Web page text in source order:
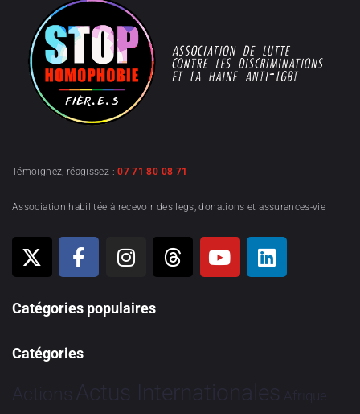
Témoignez, réagissez :07 71 80 08 71
Association habilitée à recevoir des legs, donations et assurances-vie
Catégories populaires
Catégories
Actions Actus Internationales Afrique